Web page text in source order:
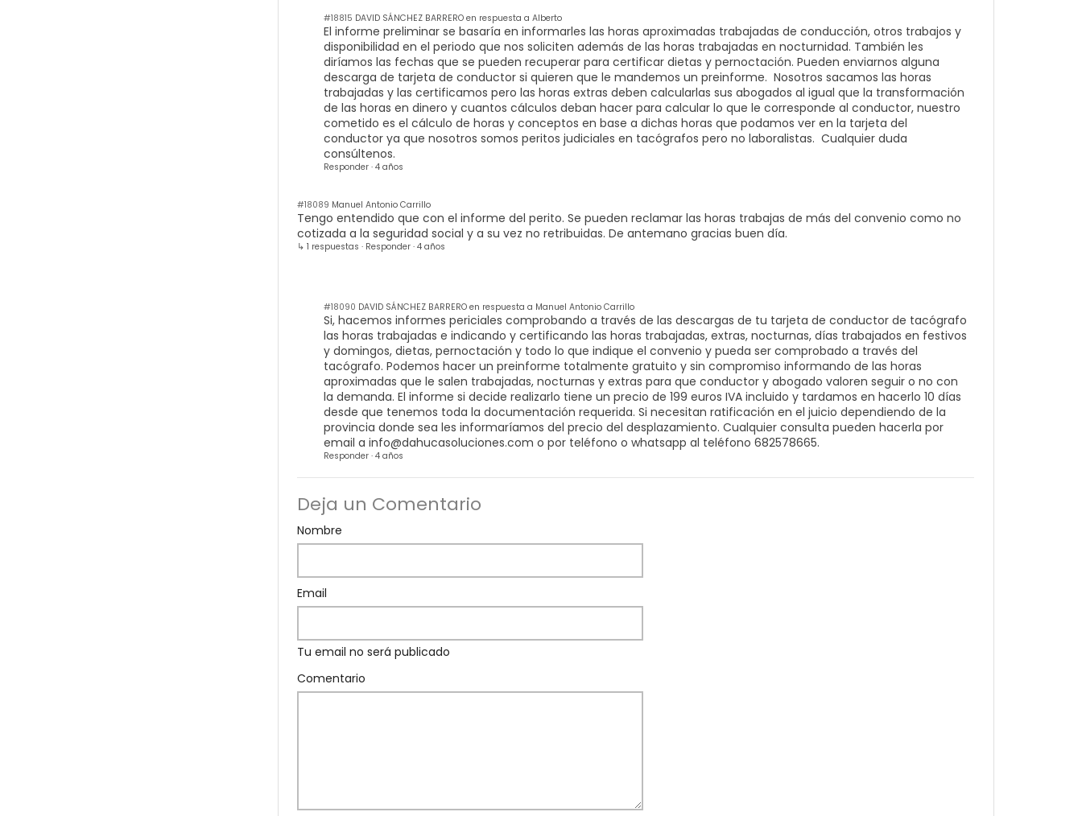
#18815 DAVID SÁNCHEZ BARRERO en respuesta a Alberto
El informe preliminar se basaría en informarles las horas aproximadas trabajadas de conducción, otros trabajos y
disponibilidad en el periodo que nos soliciten además de las horas trabajadas en nocturnidad. También les
diríamos las fechas que se pueden recuperar para certificar dietas y pernoctación. Pueden enviarnos alguna
descarga de tarjeta de conductor si quieren que le mandemos un preinforme. Nosotros sacamos las horas
trabajadas y las certificamos pero las horas extras deben calcularlas sus abogados al igual que la transformación
de las horas en dinero y cuantos cálculos deban hacer para calcular lo que le corresponde al conductor, nuestro
cometido es el cálculo de horas y conceptos en base a dichas horas que podamos ver en la tarjeta del
conductor ya que nosotros somos peritos judiciales en tacógrafos pero no laboralistas. Cualquier duda
consúltenos.
Responder ·4 años
#18089 Manuel Antonio Carrillo
Tengo entendido que con el informe del perito. Se pueden reclamar las horas trabajas de más del convenio como no
cotizada a la seguridad social y a su vez no retribuidas. De antemano gracias buen día.
↳ 1 respuestas · Responder ·4 años
#18090 DAVID SÁNCHEZ BARRERO en respuesta a Manuel Antonio Carrillo
Si, hacemos informes periciales comprobando a través de las descargas de tu tarjeta de conductor de tacógrafo
las horas trabajadas e indicando y certificando las horas trabajadas, extras, nocturnas, días trabajados en festivos
y domingos, dietas, pernoctación y todo lo que indique el convenio y pueda ser comprobado a través del
tacógrafo. Podemos hacer un preinforme totalmente gratuito y sin compromiso informando de las horas
aproximadas que le salen trabajadas, nocturnas y extras para que conductor y abogado valoren seguir o no con
la demanda. El informe si decide realizarlo tiene un precio de 199 euros IVA incluido y tardamos en hacerlo 10 días
desde que tenemos toda la documentación requerida. Si necesitan ratificación en el juicio dependiendo de la
provincia donde sea les informaríamos del precio del desplazamiento. Cualquier consulta pueden hacerla por
email ainfo@dahucasoluciones.com o por teléfono o whatsapp al teléfono 682578665.
Responder ·4 años
Deja un Comentario
Nombre
Email
Tu email no será publicado
Comentario